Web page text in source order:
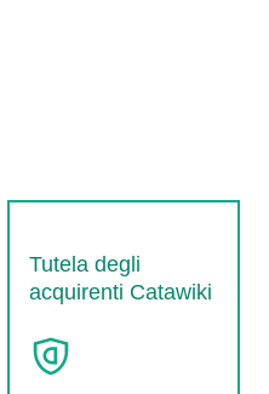
Tutela degli
acquirenti Catawiki